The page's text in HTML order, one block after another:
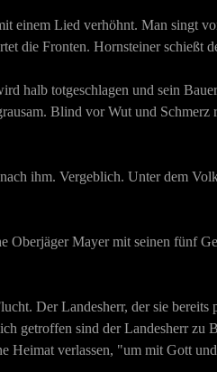
einem Lied verhöhnt. Man singt
die Fronten. Hornsteiner schießt
halb totgeschlagen und sein
Blind vor Wut und
ihm. Vergeblich. Unter dem
Mayer mit seinen fünf
Der Landesherr, der sie
getroffen sind der Landesherr
Heimat verlassen, "um mit Gott